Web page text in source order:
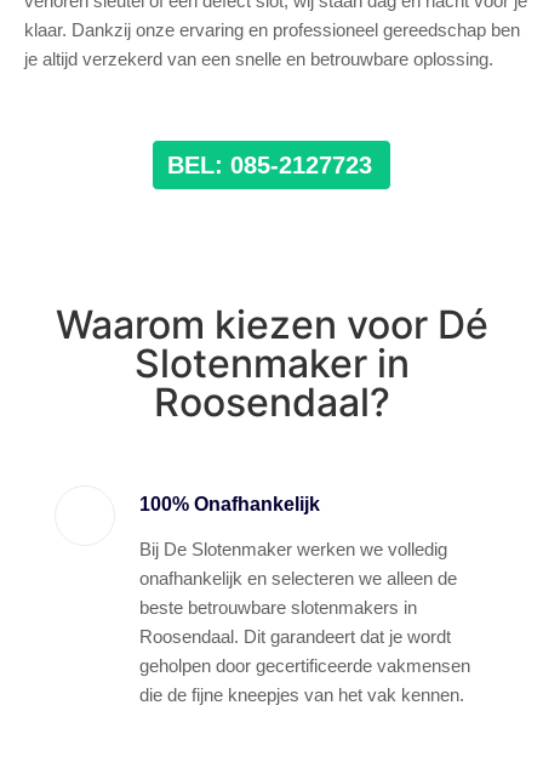
klaar. Dankzij onze ervaring en professioneel gereedschap ben
je altijd verzekerd van een snelle en betrouwbare oplossing.
BEL: 085-2127723
Waarom kiezen voor Dé
Slotenmaker in
Roosendaal?
100% Onafhankelijk
Bij De Slotenmaker werken we volledig
onafhankelijk en selecteren we alleen de
beste betrouwbare slotenmakers in
Roosendaal. Dit garandeert dat je wordt
geholpen door gecertificeerde vakmensen
die de fijne kneepjes van het vak kennen.